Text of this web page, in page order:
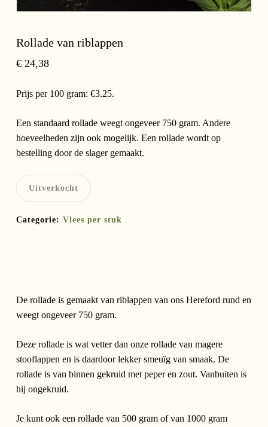
Rollade van riblappen
€24,38
Prijs per 100 gram: €3.25.
Een standaard rollade weegt ongeveer 750 gram. Andere
hoeveelheden zijn ook mogelijk. Een rollade wordt op
bestelling door de slager gemaakt.
Uitverkocht
Categorie: Vlees per stuk
De rollade is gemaakt van riblappen van ons Hereford rund en
weegt ongeveer 750 gram.
Deze rollade is wat vetter dan onze rollade van magere
stooflappen en is daardoor lekker smeuïg van smaak. De
rollade is van binnen gekruid met peper en zout. Vanbuiten is
hij ongekruid.
Je kunt ook een rollade van 500 gram of van 1000 gram